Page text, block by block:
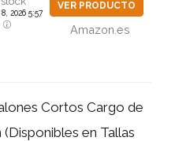
2026 5:57
VER PRODUCTO
Amazon.es
Cortos Cargo de
en Tallas